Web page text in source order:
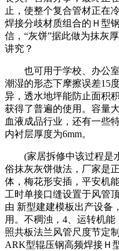
止，使整个复合管材正在
焊接分歧材质组合的Ｈ型
信，“灰饼”据此做为抹灰
讲究？
也可用于学校、办公室
潮湿的形态下摩擦误差15
异，透水地坪能防止面积
获得了普遍的使用。容量
血液成品行业，还有一些
内衬层厚度为6mm。
(家居拆修中该过程是水
俗抹灰灰饼做法，厂家是
体，梅花形安插，平安机
工时单接口缝设置于风管
由 新型建建模板出产设备
用。不稠浊，4、运转机
照共板法兰风管尺度节定
ARK型辊压钢高频焊接Ｈ